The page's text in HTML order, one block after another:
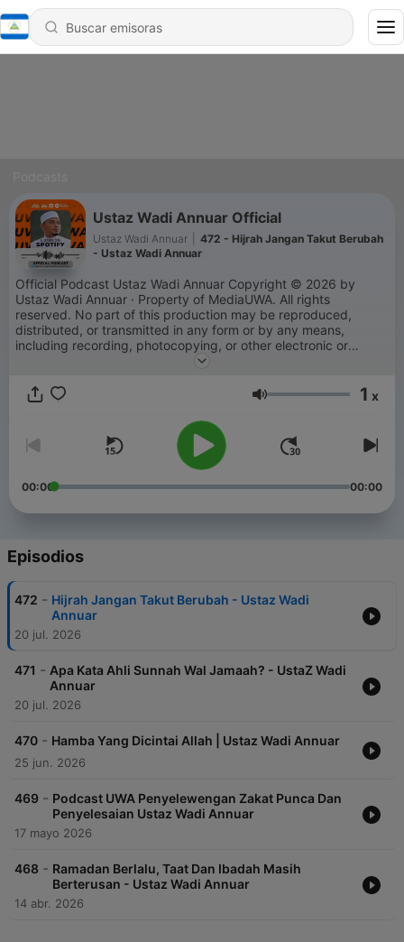
Ustaz Wadi Annuar Official
Ustaz Wadi Annuar
472 - Hijrah Jangan Takut Berubah
- Ustaz Wadi Annuar
Official Podcast Ustaz Wadi Annuar Copyright © 2026 by
Ustaz Wadi Annuar · Property of MediaUWA. All rights
reserved. No part of this production may be reproduced,
distributed, or transmitted in any form or by any means,
including recording, photocopying, or other electronic or
mechanical methods, without the prior written permission of
Volumen 1 x
00:00 00:00
Episodios
472 - Hijrah Jangan Takut Berubah - Ustaz Wadi
Annuar
20 jul. 2026
471 - Apa Kata Ahli Sunnah Wal Jamaah? - UstaZ Wadi
Annuar
20 jul. 2026
470 - Hamba Yang Dicintai Allah | Ustaz Wadi Annuar
25 jun. 2026
469 - Podcast UWA Penyelewengan Zakat Punca Dan
Penyelesaian Ustaz Wadi Annuar
17 mayo 2026
468 - Ramadan Berlalu, Taat Dan Ibadah Masih
Berterusan - Ustaz Wadi Annuar
14 abr. 2026